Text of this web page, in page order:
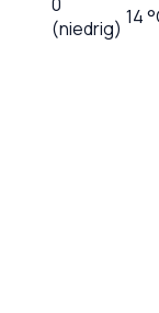
(niedrig) 14